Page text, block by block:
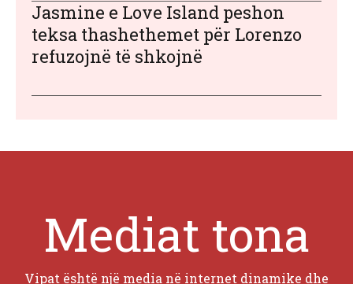
Jasmine e Love Island peshon
teksa thashethemet për Lorenzo
refuzojnë të shkojnë
Mediat tona
Vipat është një media në internet dinamike dhe